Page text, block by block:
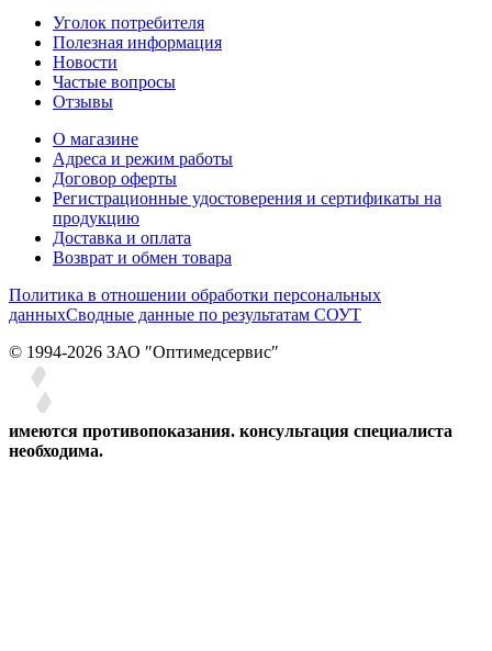
Уголок потребителя
Полезная информация
Новости
Частые вопросы
Отзывы
О магазине
Адреса и режим работы
Договор оферты
Регистрационные удостоверения и сертификаты на
продукцию
Доставка и оплата
Возврат и обмен товара
Политика в отношении обработки персональных
данныхСводные данные по результатам СОУТ
© 1994-2026 ЗАО ″Оптимедсервис″
имеются противопоказания. консультация специалиста
необходима.